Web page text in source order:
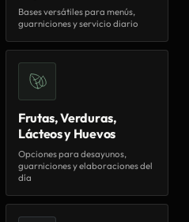
Bases versátiles para menús,
guarniciones y servicio diario
Frutas, Verduras,
Lácteos y Huevos
Opciones para desayunos,
guarniciones y elaboraciones del
día